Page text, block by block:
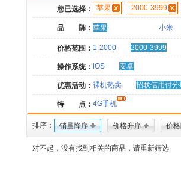
您已选择： 苹果 2000-3999
品 牌： 苹果 小米
价格范围： 1-2000 2000-3999
操作系统： iOS 安卓
优惠活动： 裸机热卖 招联信用付分
特 点： 4G手机
排序： 销量降序 价格升序 价
对不起，没有找到相关的商品，请重新筛选